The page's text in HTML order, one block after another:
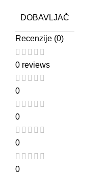
DOBAVLJAČ
Recenzije (0)
0 reviews
0
0
0
0